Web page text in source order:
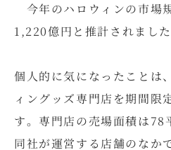
今年のハロウィンの市場
1,220億円と推計されました
個人的に気になったことは
ィングッズ専門店を期間限
す。専門店の売場面積は78
同社が運営する店舗のなか